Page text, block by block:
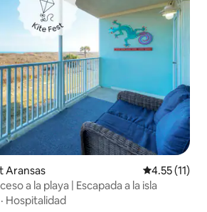
Aransas Calificación
4.55 (11)
a la playa | Escapada a la isla
· Hospitalidad